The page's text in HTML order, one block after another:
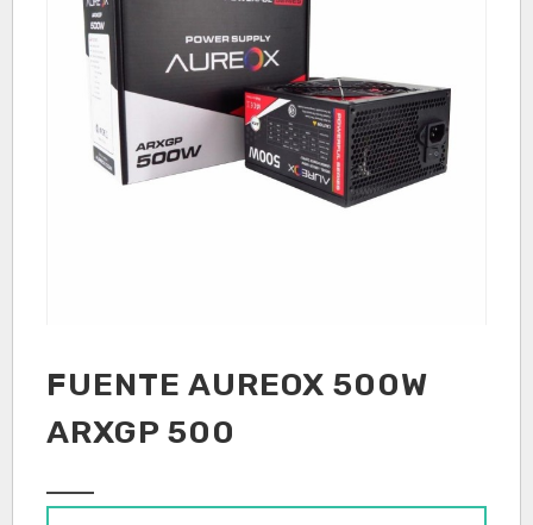
FUENTE AUREOX 500W
ARXGP 500